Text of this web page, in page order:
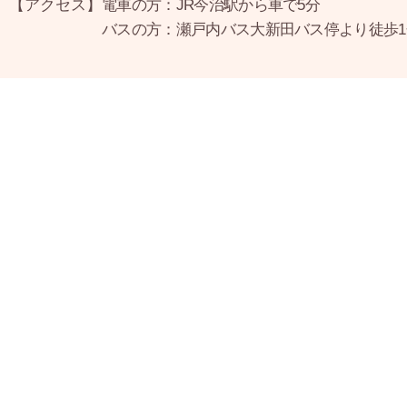
【アクセス】 電車の方：JR今治駅から車で5分
バスの方：瀬戸内バス大新田バス停より徒歩